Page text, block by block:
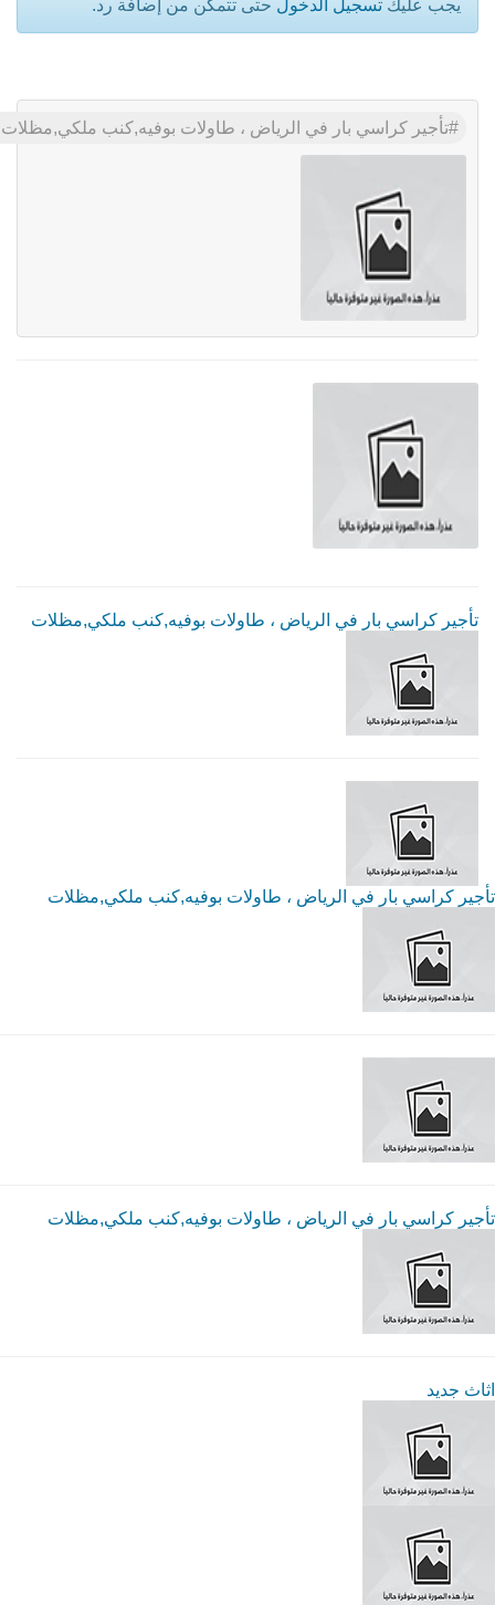
يجب عليك تسجيل الدخول حتى تتمكن من إضافة رد.
تأجير كراسي بار في الرياض ، طاولات بوفيه,كنب ملكي,مظلات
تأجير كراسي بار في الرياض ، طاولات بوفيه,كنب ملكي,مظلات
تأجير كراسي بار في الرياض ، طاولات بوفيه,كنب ملكي,مظلات
تأجير كراسي بار في الرياض ، طاولات بوفيه,كنب ملكي,مظلات
اثاث جديد